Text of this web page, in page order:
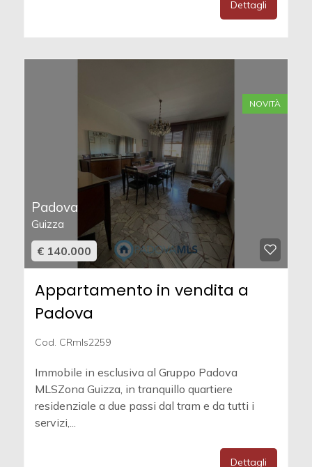
Dettagli
NOVITÀ
Padova
Guizza
€ 140.000
Appartamento in vendita a
Padova
Cod. CRmls2259
Immobile in esclusiva al Gruppo Padova
MLSZona Guizza, in tranquillo quartiere
residenziale a due passi dal tram e da tutti i
servizi,...
Dettagli